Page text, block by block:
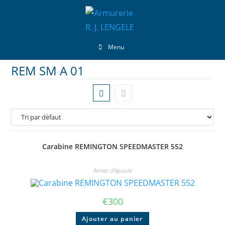
Menu
REM SM A 01
Carabine REMINGTON SPEEDMASTER 552
Armes d'épaule
€300
Ajouter au panier